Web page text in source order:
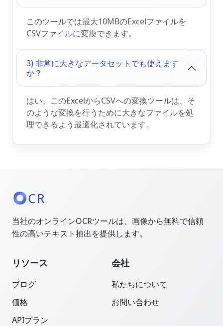
このツールでは最大10MBのExcelファイルを
CSVファイルに変換できます。
3) 非常に大きなデータセットでも使えます
か？
はい、このExcelからCSVへの変換ツールは、そ
のような変換を行うために大きなファイルを処
理できるよう最適化されています。
CR
当社のオンラインOCRツールは、画像から無料で信頼
性の高いテキスト抽出を提供します。
リソース
ブログ
価格
APIプラン
会社
私たちについて
お問い合わせ